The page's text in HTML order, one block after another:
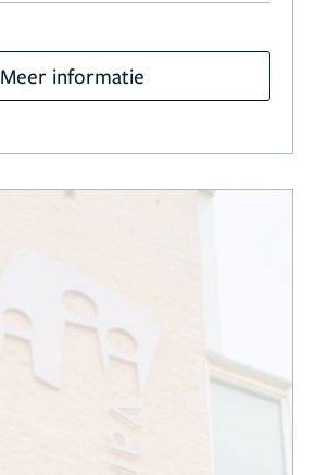
Meer informatie